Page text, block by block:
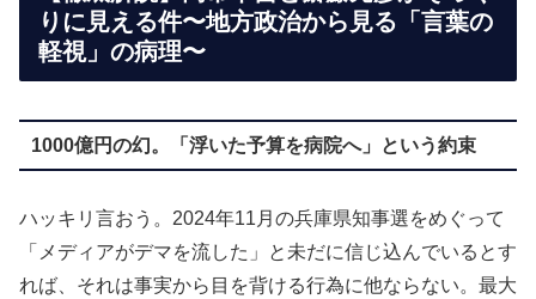
りに見える件〜地方政治から見る「言葉の
軽視」の病理〜
1000億円の幻。「浮いた予算を病院へ」という約束
ハッキリ言おう。2024年11月の兵庫県知事選をめぐって
「メディアがデマを流した」と未だに信じ込んでいるとす
れば、それは事実から目を背ける行為に他ならない。最大